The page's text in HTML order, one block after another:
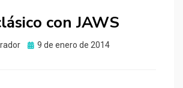
con JAWS
Publicado
9 de enero de 2014